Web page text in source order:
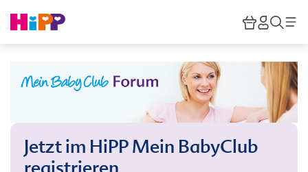
HiPP
Jetzt im HiPP Mein BabyClub